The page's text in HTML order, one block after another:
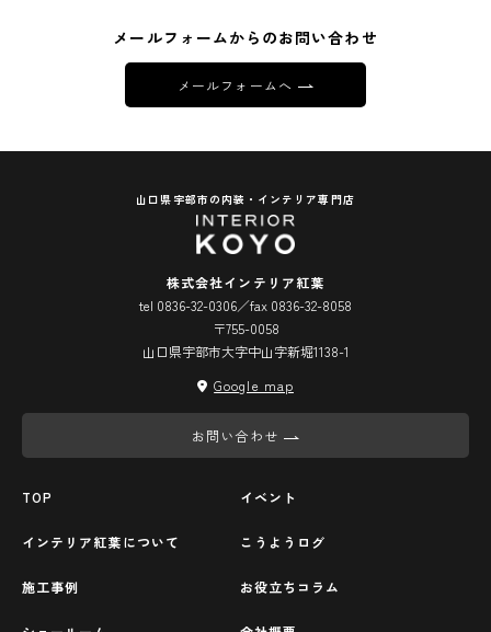
メールフォームからのお問い合わせ
メールフォームへ
山口県宇部市の内装・インテリア専門店
株式会社インテリア紅葉
tel 0836-32-0306／fax 0836-32-8058
〒755-0058
山口県宇部市大字中山字新堀1138-1
Google map
お問い合わせ
TOP
インテリア紅葉について
施工事例
イベント
こうようログ
お役立ちコラム